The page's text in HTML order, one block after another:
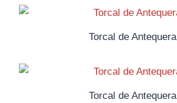
Torcal de Antequera
Torcal de Antequera